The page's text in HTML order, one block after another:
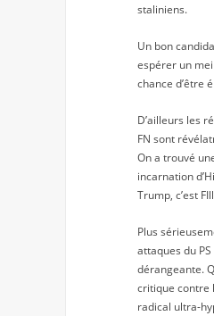
staliniens.
Un bon
espérer un
chance d’être
D’ailleurs les
FN sont
On a trouvé
incarnation
Trump, c’est
Plus
attaques du
dérangeante.
critique contre
radical ultra-